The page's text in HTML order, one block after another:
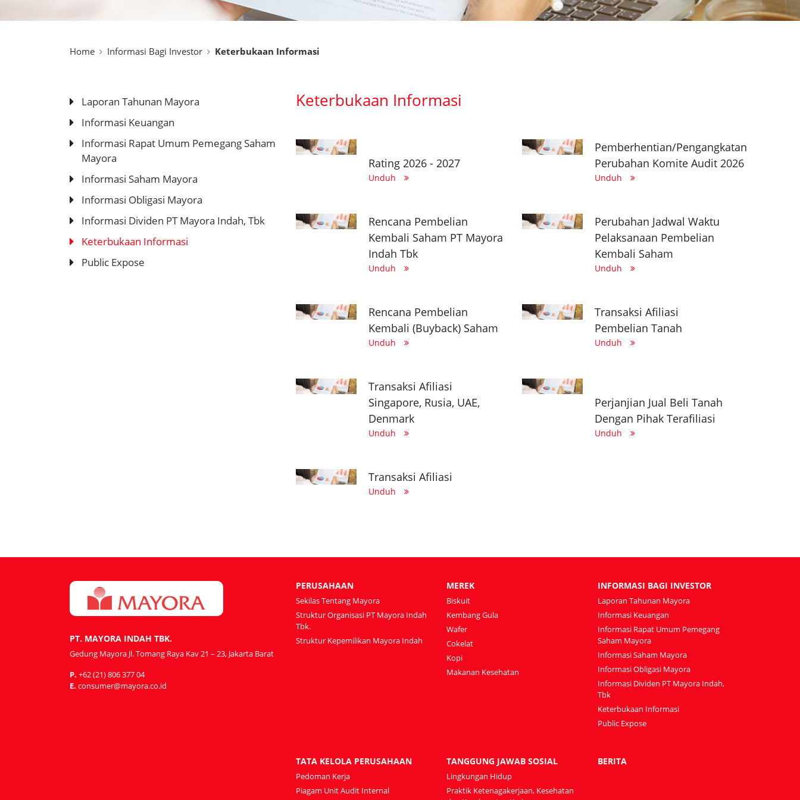
Home Informasi Bagi Investor Keterbukaan Informasi
Laporan Tahunan Mayora
Informasi Keuangan
Informasi Rapat Umum Pemegang Saham
Mayora
Informasi Saham Mayora
Informasi Obligasi Mayora
Informasi Dividen PT Mayora Indah, Tbk
Keterbukaan Informasi
Public Expose
Keterbukaan Informasi
Rating 2026 - 2027
Unduh
Pemberhentian/Pengangkatan
Perubahan Komite Audit 2026
Unduh
Rencana Pembelian
Kembali Saham PT Mayora
Indah Tbk
Unduh
Perubahan Jadwal Waktu
Pelaksanaan Pembelian
Kembali Saham
Unduh
Rencana Pembelian
Kembali (Buyback) Saham
Unduh
Transaksi Afiliasi
Pembelian Tanah
Unduh
Transaksi Afiliasi
Singapore, Rusia, UAE,
Denmark
Unduh
Perjanjian Jual Beli Tanah
Dengan Pihak Terafiliasi
Unduh
Transaksi Afiliasi
Unduh
PT. MAYORA INDAH TBK.
Gedung Mayora Jl. Tomang Raya Kav 21 – 23, Jakarta Barat
P. +62 (21) 806 377 04
E. consumer@mayora.co.id
PERUSAHAAN
Sekilas Tentang Mayora
Struktur Organisasi PT Mayora Indah
Tbk.
Struktur Kepemilikan Mayora Indah
MEREK
Biskuit
Kembang Gula
Wafer
Cokelat
Kopi
Makanan Kesehatan
INFORMASI BAGI INVESTOR
Laporan Tahunan Mayora
Informasi Keuangan
Informasi Rapat Umum Pemegang
Saham Mayora
Informasi Saham Mayora
Informasi Obligasi Mayora
Informasi Dividen PT Mayora Indah,
Tbk
Keterbukaan Informasi
Public Expose
TATA KELOLA PERUSAHAAN
Pedoman Kerja
Piagam Unit Audit Internal
TANGGUNG JAWAB SOSIAL
Lingkungan Hidup
Praktik Ketenagakerjaan, Kesehatan
BERITA